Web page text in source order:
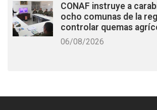
CONAF instruye a
ocho comunas de la
controlar quemas
06/08/2026